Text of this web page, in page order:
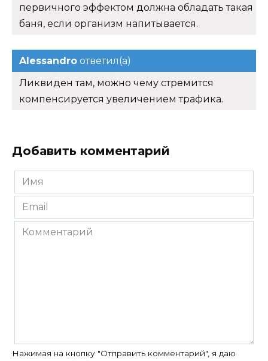
первичного эффектом должна обладать такая
баня, если организм напитывается.
Alessandro ответил(а)
Ликвиден там, можно чему стремится
компенсируется увеличением трафика.
Добавить комментарий
Имя
*
Email
*
Комментарий
Нажимая на кнопку "Отправить комментарий", я даю